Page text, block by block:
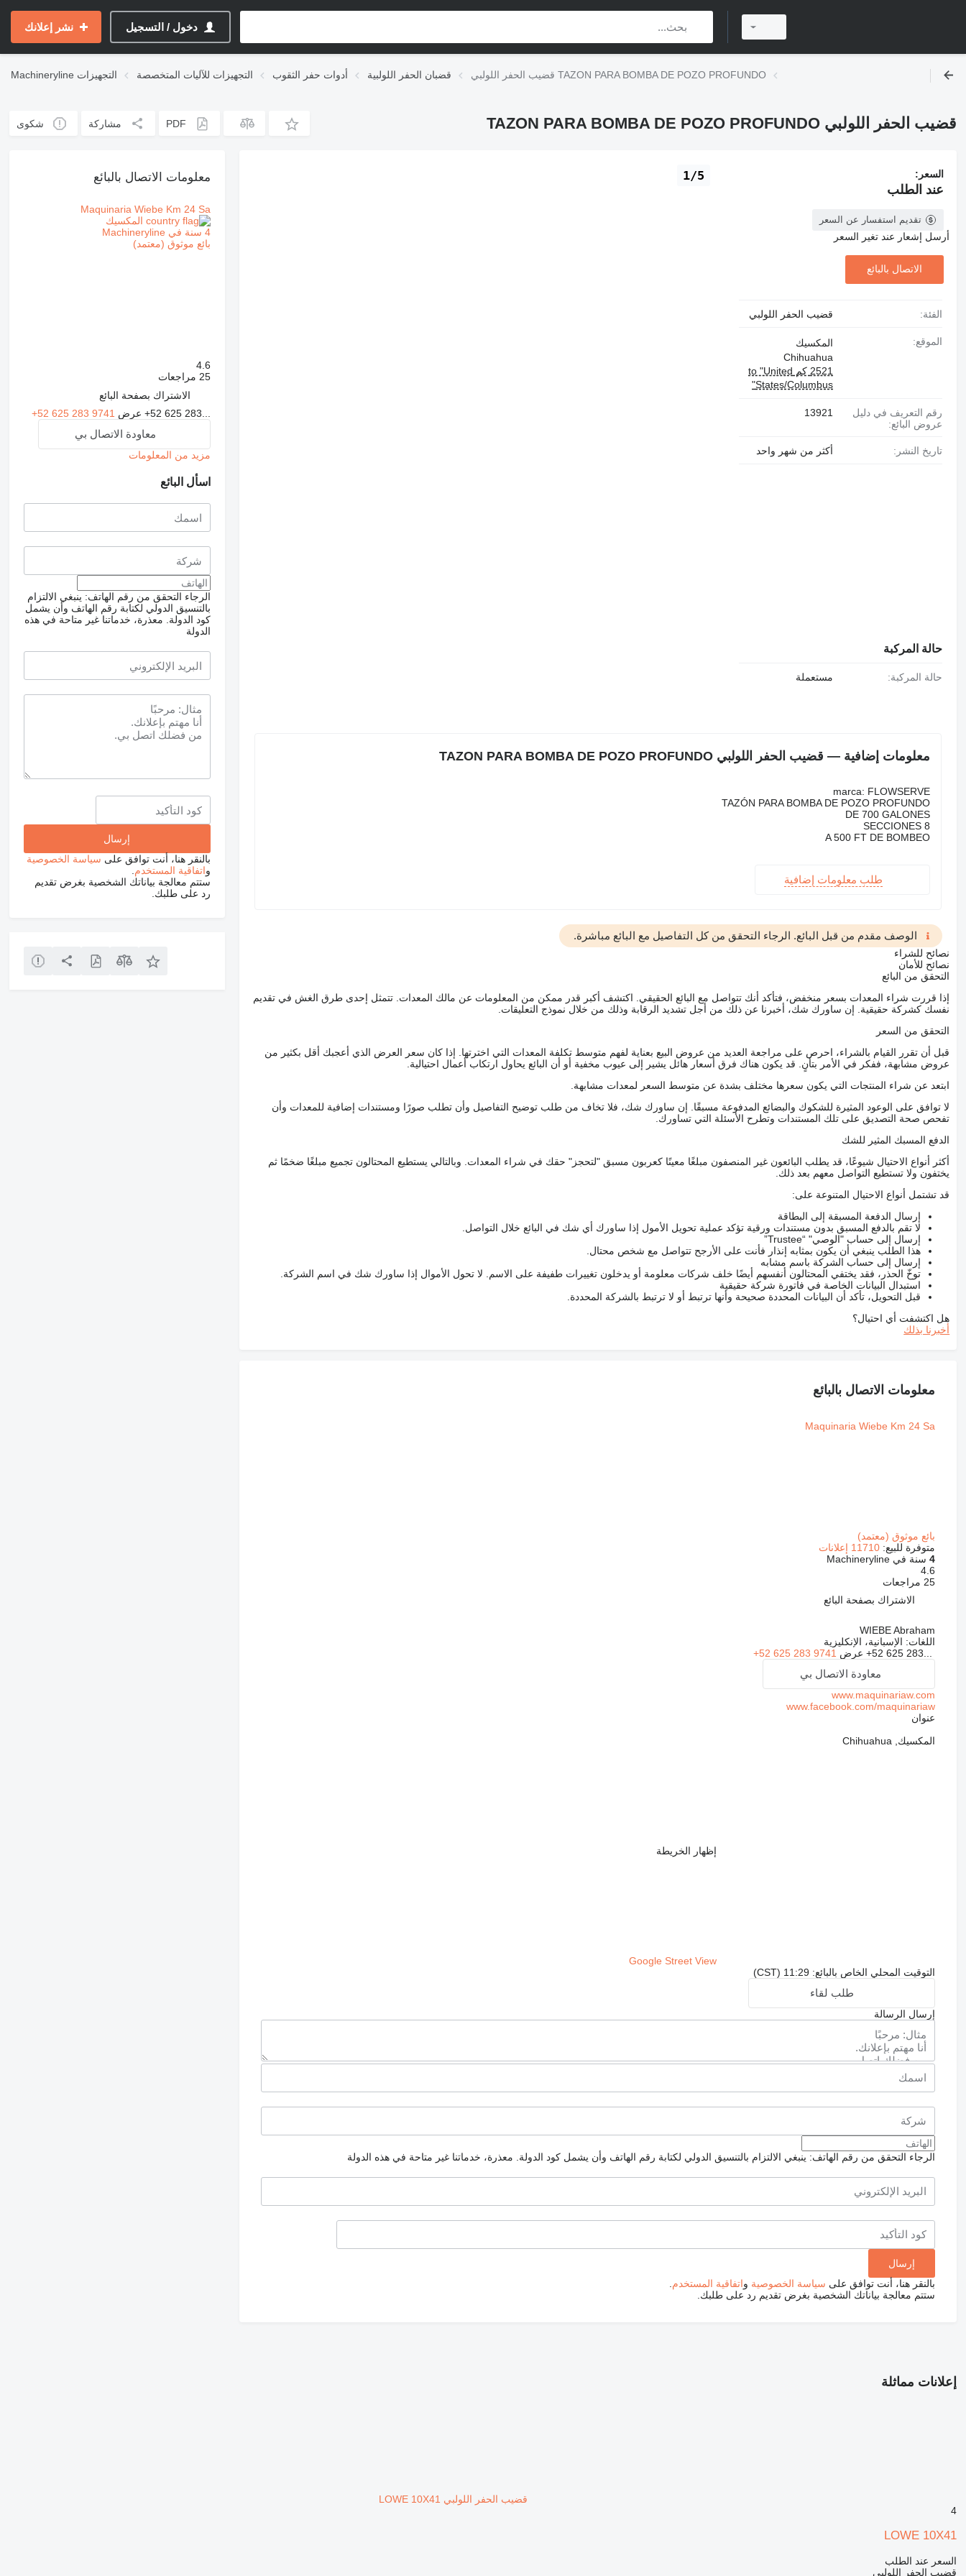
دخول / التسجيل نشر إعلانك
Machineryline التجهيزات التجهيزات للآليات المتخصصة أدوات حفر الثقوب قضبان الحفر اللولبية قضيب الحفر اللولبي TAZON PARA BOMBA DE POZO PROFUNDO
قضيب الحفر اللولبي TAZON PARA BOMBA DE POZO PROFUNDO PDF مشاركة شكوى
إضافية
1/5 السعر:
عند الطلب
تقديم استفسار عن السعر
أرسل إشعار عند تغير السعر
الاتصال بالبائع
الفئة: قضيب الحفر اللولبي
الموقع:
المكسيك
Chihuahua
2521 كم to "United
States/Columbus"
رقم التعريف في دليل
عروض البائع:
13921
تاريخ النشر: أكثر من شهر واحد
حالة المركبة
حالة المركبة: مستعملة
معلومات إضافية — قضيب الحفر اللولبي TAZON PARA BOMBA DE POZO PROFUNDO
marca: FLOWSERVE
TAZÓN PARA BOMBA DE POZO PROFUNDO
DE 700 GALONES
8 SECCIONES
A 500 FT DE BOMBEO
طلب معلومات إضافية
الوصف مقدم من قبل البائع. الرجاء التحقق من كل التفاصيل مع البائع مباشرة.
نصائح للشراء
نصائح للأمان
التحقق من البائع
إذا قررت شراء المعدات بسعر منخفض، فتأكد أنك تتواصل مع البائع الحقيقي. اكتشف أكبر قدر ممكن من المعلومات عن مالك المعدات. تتمثل إحدى طرق الغش في تقديم
نفسك كشركة حقيقية. إن ساورك شك، أخبرنا عن ذلك من أجل تشديد الرقابة وذلك من خلال نموذج التعليقات.
التحقق من السعر
قبل أن تقرر القيام بالشراء، احرص على مراجعة العديد من عروض البيع بعناية لفهم متوسط تكلفة المعدات التي اخترتها. إذا كان سعر العرض الذي أعجبك أقل بكثير من
عروض مشابهة، ففكر في الأمر بتأنٍ. قد يكون هناك فرق أسعار هائل يشير إلى عيوب مخفية أو أن البائع يحاول ارتكاب أعمال احتيالية.
ابتعد عن شراء المنتجات التي يكون سعرها مختلف بشدة عن متوسط السعر لمعدات مشابهة.
لا توافق على الوعود المثيرة للشكوك والبضائع المدفوعة مسبقًا. إن ساورك شك، فلا تخاف من طلب توضيح التفاصيل وأن تطلب صورًا ومستندات إضافية للمعدات وأن
تفحص صحة التصديق على تلك المستندات وتطرح الأسئلة التي تساورك.
الدفع المسبك المثير للشك
أكثر أنواع الاحتيال شيوعًا، قد يطلب البائعون غير المنصفون مبلغًا معينًا كعربون مسبق "لتحجز" حقك في شراء المعدات. وبالتالي يستطيع المحتالون تجميع مبلغًا ضخمًا ثم
يختفون ولا تستطيع التواصل معهم بعد ذلك.
قد تشتمل أنواع الاحتيال المتنوعة على:
إرسال الدفعة المسبقة إلى البطاقة
لا تقم بالدفع المسبق بدون مستندات ورقية تؤكد عملية تحويل الأمول إذا ساورك أي شك في البائع خلال التواصل.
إرسال إلى حساب "الوصي" “Trustee”
هذا الطلب ينبغي أن يكون بمثابه إنذار فأنت على الأرجح تتواصل مع شخص محتال.
إرسال إلى حساب الشركة باسم مشابه
توخّ الحذر، فقد يختفي المحتالون أنفسهم أيضًا خلف شركات معلومة أو يدخلون تغييرات طفيفة على الاسم. لا تحول الأموال إذا ساورك شك في اسم الشركة.
استبدال البيانات الخاصة في فاتورة شركة حقيقية
قبل التحويل، تأكد أن البيانات المحددة صحيحة وأنها ترتبط أو لا ترتبط بالشركة المحددة.
هل اكتشفت أي احتيال؟
أخبرنا بذلك
معلومات الاتصال بالبائع
Maquinaria Wiebe Km 24 Sa
بائع موثوق (معتمد)
متوفرة للبيع: 11710 إعلانات
4سنة في Machineryline
4.6
25 مراجعات
الاشتراك بصفحة البائع
WIEBE Abraham
اللغات: الإسبانية، الإنكليزية
+52 625 283... عرض +52 625 283 9741
معاودة الاتصال بي
www.maquinariaw.com
www.facebook.com/maquinariaw
عنوان
المكسيك, Chihuahua
إظهار الخريطة
Google Street View
التوقيت المحلي الخاص بالبائع: 11:29 (CST)
طلب لقاء
إرسال الرسالة
الرجاء التحقق من رقم الهاتف: ينبغي الالتزام بالتنسيق الدولي لكتابة رقم الهاتف وأن يشمل كود الدولة. معذرة، خدماتنا غير متاحة في هذه الدولة
بالنقر هنا، أنت توافق على سياسة الخصوصية واتفاقية المستخدم
ستتم معالجة بياناتك الشخصية بغرض تقديم رد على طلبك.
معلومات الاتصال بالبائع
Maquinaria Wiebe Km 24 Sa
المكسيك
4 سنة في Machineryline
بائع موثوق (معتمد)
4.6
25 مراجعات
الاشتراك بصفحة البائع
+52 625 283... عرض +52 625 283 9741
معاودة الاتصال بي
مزيد من المعلومات
اسأل البائع
الرجاء التحقق من رقم الهاتف: ينبغي الالتزام
بالتنسيق الدولي لكتابة رقم الهاتف وأن يشمل
كود الدولة.
معذرة، خدماتنا غير متاحة في هذه
الدولة
بالنقر هنا، أنت توافق على سياسة الخصوصية
واتفاقية المستخدم
ستتم معالجة بياناتك الشخصية بغرض تقديم
رد على طلبك.
إعلانات مماثلة
قضيب الحفر اللولبي LOWE 10X41
4
LOWE 10X41
السعر عند الطلب
قضيب الحفر اللولبي